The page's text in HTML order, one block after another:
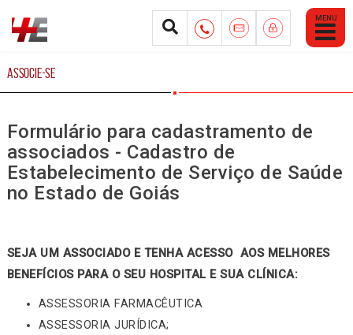
Abrir
Menu
Mobile
ASSOCIE-SE
Formulário para cadastramento de
associados - Cadastro de
Estabelecimento de Serviço de Saúde
no Estado de Goiás
SEJA UM ASSOCIADO E TENHA ACESSO AOS MELHORES
BENEFÍCIOS PARA O SEU HOSPITAL E SUA CLÍNICA:
ASSESSORIA FARMACÊUTICA
ASSESSORIA JURÍDICA;